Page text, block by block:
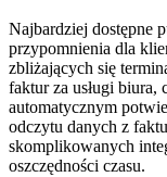
Najbardziej dostępne
przypomnienia dla
zbliżających się
faktur za usługi
automatycznym
odczytu danych z
skomplikowanych
oszczędności czasu.